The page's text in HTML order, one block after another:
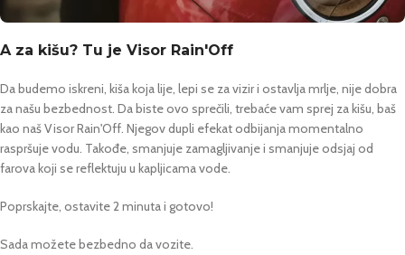
A za kišu? Tu je Visor Rain'Off
Da budemo iskreni, kiša koja lije, lepi se za vizir i ostavlja mrlje, nije dobra
za našu bezbednost. Da biste ovo sprečili, trebaće vam sprej za kišu, baš
kao naš Visor Rain'Off. Njegov dupli efekat odbijanja momentalno
raspršuje vodu. Takođe, smanjuje zamagljivanje i smanjuje odsjaj od
farova koji se reflektuju u kapljicama vode.
Poprskajte, ostavite 2 minuta i gotovo!
Sada možete bezbedno da vozite.